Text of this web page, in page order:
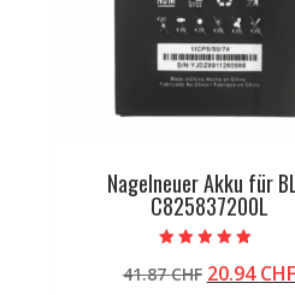
Nagelneuer Akku für
C825837200L
5.00
von 5
41.87CHF 20.94CHF